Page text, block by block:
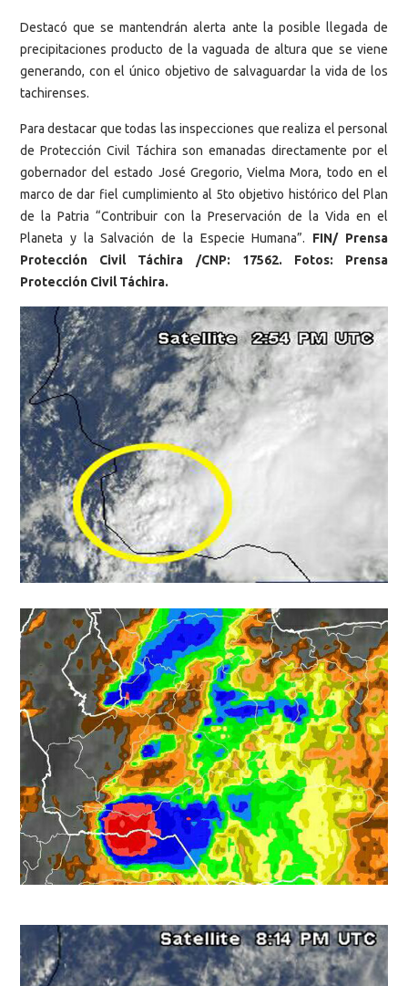
Destacó que se mantendrán alerta ante la posible llegada de
precipitaciones producto de la vaguada de altura que se viene
generando, con el único objetivo de salvaguardar la vida de los
tachirenses.
Para destacar que todas las inspecciones que realiza el personal
de Protección Civil Táchira son emanadas directamente por el
gobernador del estado José Gregorio, Vielma Mora, todo en el
marco de dar fiel cumplimiento al 5to objetivo histórico del Plan
de la Patria “Contribuir con la Preservación de la Vida en el
Planeta y la Salvación de la Especie Humana”. FIN/ Prensa
Protección Civil Táchira /CNP: 17562. Fotos: Prensa
Protección Civil Táchira.